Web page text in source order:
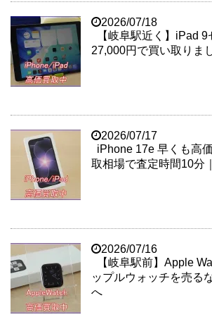
2026/07/18
【岐阜駅近く】iPad
27,000円で買い取りま
2026/07/17
iPhone 17e 早くも高
取相場で査定時間10分
2026/07/16
【岐阜駅前】Apple
ップルウォッチを売る
へ